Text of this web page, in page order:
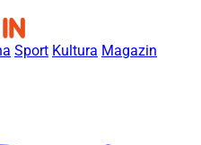
Sport Kultura Magazin